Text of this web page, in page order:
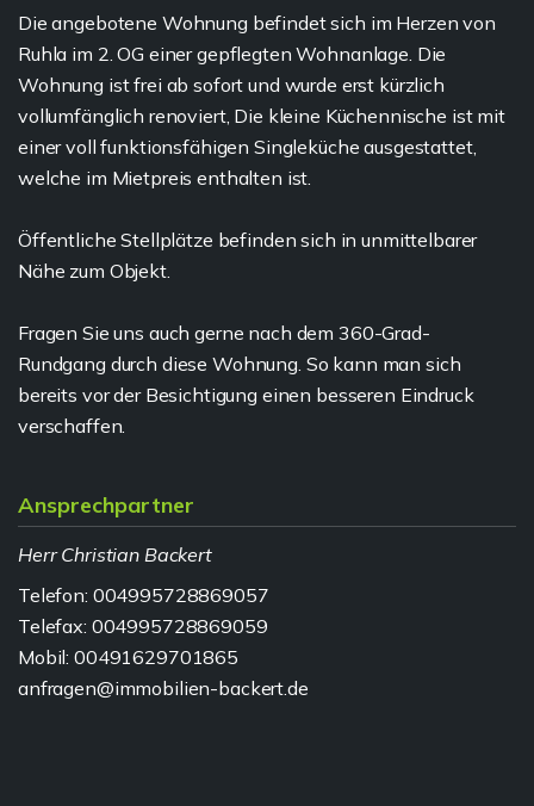
Die angebotene Wohnung befindet sich im Herzen von
Ruhla im 2. OG einer gepflegten Wohnanlage. Die
Wohnung ist frei ab sofort und wurde erst kürzlich
vollumfänglich renoviert, Die kleine Küchennische ist mit
einer voll funktionsfähigen Singleküche ausgestattet,
welche im Mietpreis enthalten ist.
Öffentliche Stellplätze befinden sich in unmittelbarer
Nähe zum Objekt.
Fragen Sie uns auch gerne nach dem 360-Grad-
Rundgang durch diese Wohnung. So kann man sich
bereits vor der Besichtigung einen besseren Eindruck
verschaffen.
Ansprechpartner
Herr Christian Backert
Telefon: 004995728869057
Telefax: 004995728869059
Mobil: 00491629701865
anfragen@immobilien-backert.de